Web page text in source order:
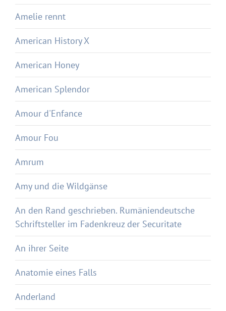
Amelie rennt
American History X
American Honey
American Splendor
Amour d'Enfance
Amour Fou
Amrum
Amy und die Wildgänse
An den Rand geschrieben. Rumäniendeutsche
Schriftsteller im Fadenkreuz der Securitate
An ihrer Seite
Anatomie eines Falls
Anderland